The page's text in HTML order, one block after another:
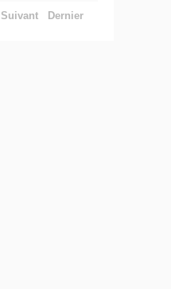
Suivant Dernier